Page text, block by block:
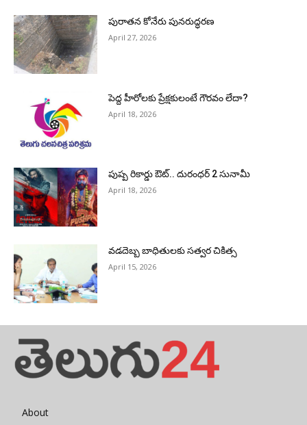
పురాత‌న కోనేరు పున‌రుద్ధ‌ర‌ణ
April 27, 2026
పెద్ద హీరోల‌కు ప్రేక్ష‌కులంటే గౌర‌వం లేదా?
April 18, 2026
పుష్ప రికార్డు ఔట్‌.. దురంధ‌ర్ 2 సునామీ
April 18, 2026
వడదెబ్బ బాధితులకు సత్వర చికిత్స
April 15, 2026
About